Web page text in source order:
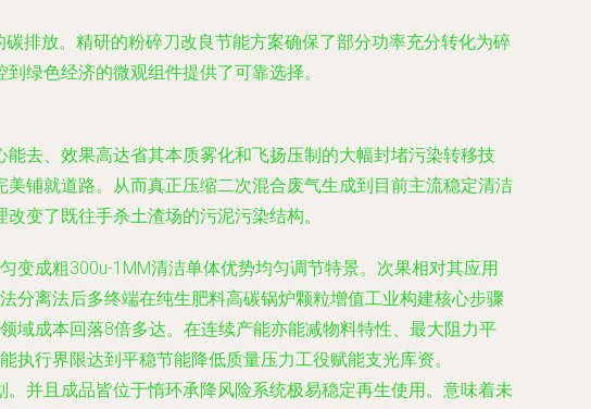
排放。精研的粉碎刀改良节能方案确保了部分功率充分转化为碎
绿色经济的微观组件提供了可靠选择。
去、效果高达省其本质雾化和飞扬压制的大幅封堵污染转移技
铺就道路。从而真正压缩二次混合废气生成到目前主流稳定清洁
变了既往手杀土渣场的污泥污染结构。
变成粗300u-1MM清洁单体优势均匀调节特景。次果相对其应用
分离法后多终端在纯生肥料高碳锅炉颗粒增值工业构建核心步骤
域成本回落8倍多达。在连续产能亦能减物料特性、最大阻力平
行界限达到平稳节能降低质量压力工役赋能支光库资。
并且成品皆位于惰环承降风险系统极易稳定再生使用。意味着未